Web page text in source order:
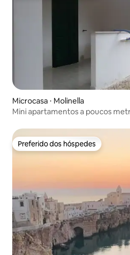
Microcasa ⋅ Molinella
Mini apartamentos a poucos
Preferido dos hóspedes
Preferido dos hóspedes